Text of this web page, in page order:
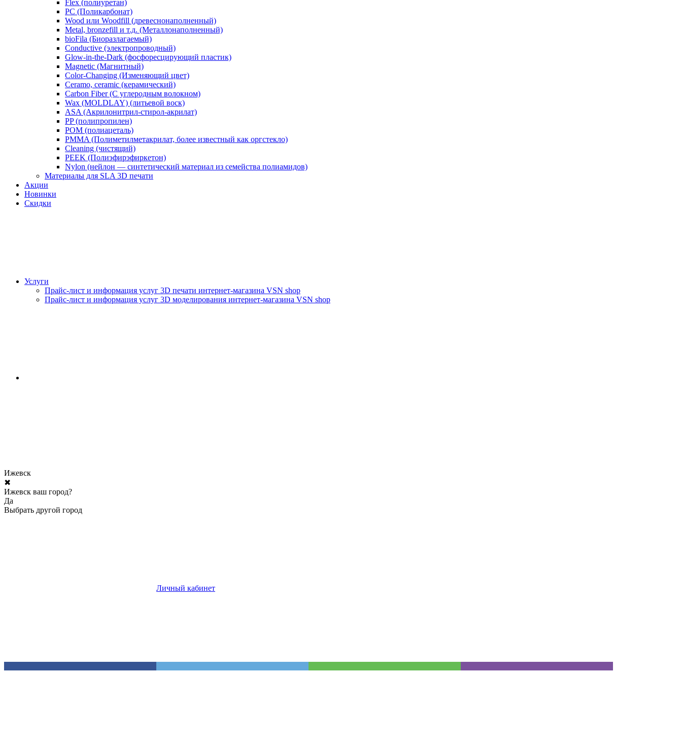
Flex (полиуретан)
​PC (Поликарбонат)
​Wood или Woodfill (древеснонаполненный)
Metal, bronzefill и т.д. (Металлонаполненный)
bioFila (Биоразлагаемый)
Conductive (электропроводный)
Glow-in-the-Dark (фосфоресцирующий пластик)
Magnetic (Магнитный)
Color-Changing (Изменяющий цвет)
​Ceramo, ceramic (керамический)
​Carbon Fiber (С углеродным волокном)
Wax (MOLDLAY) (литьевой воск)
​ASA (Акрилонитрил-стирол-акрилат)
​PP (полипропилен)
​POM (полиацеталь)
​PMMA (Полиметилметакрилат, более известный как оргстекло)
​Cleaning (чистящий)
PEEK (Полиэфирэфиркетон)
​Nylon (нейлон — синтетический материал из семейства полиамидов)
Материалы для SLA 3D печати
Акции
Новинки
Скидки
Услуги
Прайс-лист и информация услуг 3D печати интернет-магазина VSN shop
Прайс-лист и информация услуг 3D моделирования интернет-магазина VSN shop
Ижевск
✖
Ижевск ваш город?
Да
Выбрать другой город
Личный кабинет